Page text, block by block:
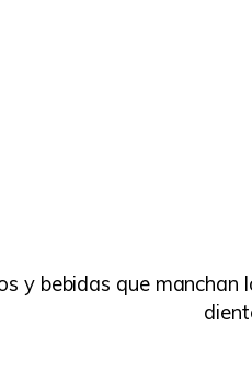
y bebidas que manchan